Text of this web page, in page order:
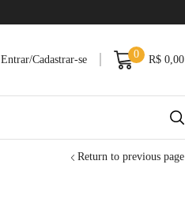
Entrar/Cadastrar-se 0 R$ 0,00
Return to previous page